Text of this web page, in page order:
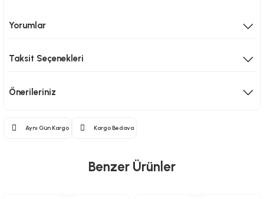
Yorumlar
Taksit Seçenekleri
Önerileriniz
Aynı Gün Kargo Kargo Bedava
Benzer Ürünler